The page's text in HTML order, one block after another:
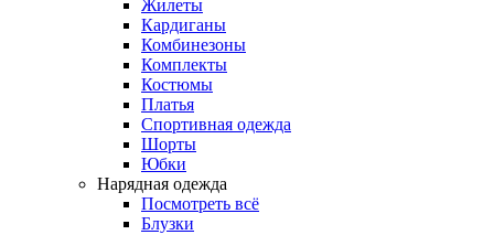
Жилеты
Кардиганы
Комбинезоны
Комплекты
Костюмы
Платья
Спортивная одежда
Шорты
Юбки
Нарядная одежда
Посмотреть всё
Блузки